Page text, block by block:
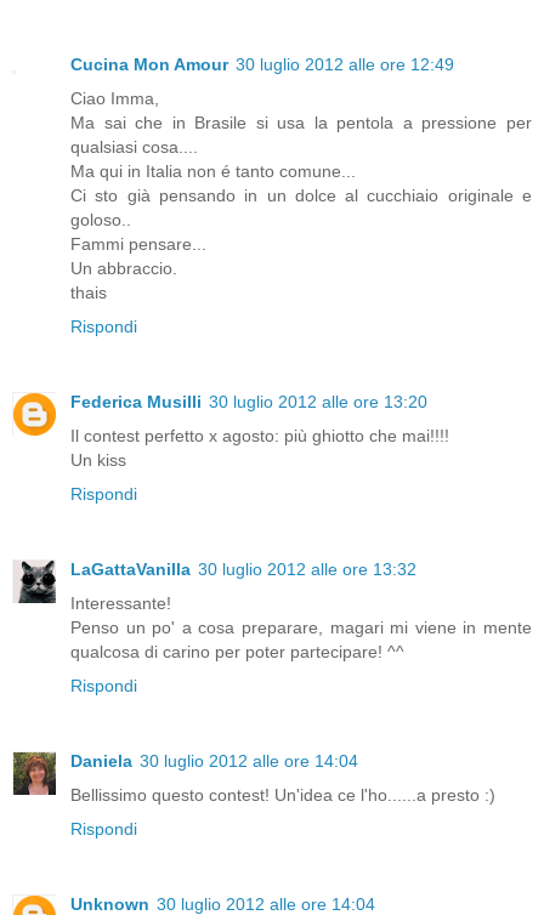
Cucina Mon Amour 30 luglio 2012 alle ore 12:49
Ciao Imma,
Ma sai che in Brasile si usa la pentola a pressione per
qualsiasi cosa....
Ma qui in Italia non é tanto comune...
Ci sto già pensando in un dolce al cucchiaio originale e
goloso..
Fammi pensare...
Un abbraccio.
thais
Rispondi
Federica Musilli 30 luglio 2012 alle ore 13:20
Il contest perfetto x agosto: più ghiotto che mai!!!!
Un kiss
Rispondi
LaGattaVanilla 30 luglio 2012 alle ore 13:32
Interessante!
Penso un po' a cosa preparare, magari mi viene in mente
qualcosa di carino per poter partecipare! ^^
Rispondi
Daniela 30 luglio 2012 alle ore 14:04
Bellissimo questo contest! Un'idea ce l'ho......a presto :)
Rispondi
Unknown 30 luglio 2012 alle ore 14:04